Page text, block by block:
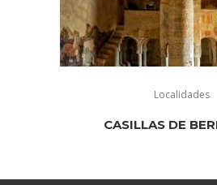
Localidades
CASILLAS DE